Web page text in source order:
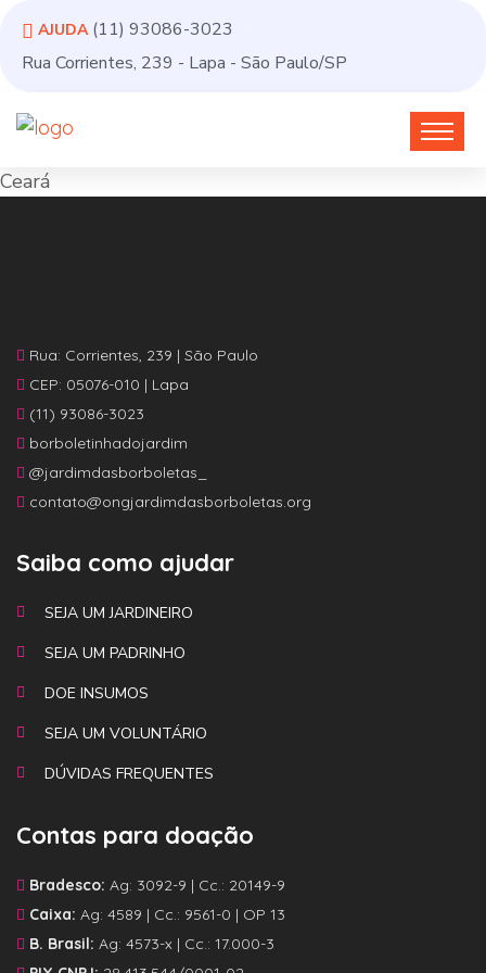
AJUDA (11) 93086-3023
Rua Corrientes, 239 - Lapa - São Paulo/SP
Ceará
Rua: Corrientes, 239 | São Paulo
CEP: 05076-010 | Lapa
(11) 93086-3023
borboletinhadojardim
@jardimdasborboletas_
contato@ongjardimdasborboletas.org
Saiba como ajudar
SEJA UM JARDINEIRO
SEJA UM PADRINHO
DOE INSUMOS
SEJA UM VOLUNTÁRIO
DÚVIDAS FREQUENTES
Contas para doação
Bradesco: Ag: 3092-9 | Cc.: 20149-9
Caixa: Ag: 4589 | Cc.: 9561-0 | OP 13
B. Brasil: Ag: 4573-x | Cc.: 17.000-3